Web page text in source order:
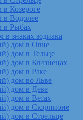
в Козероге
в Водолее
в Рыбах
в знаках зодиака
дом в Овне
дом в Тельце
дом в Близнецах
дом в Раке
дом во Льве
дом в Деве
дом в Весах
дом в Скорпионе
дом в Стрельце